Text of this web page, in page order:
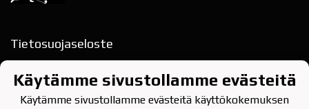
Tietosuojaseloste
Rajakatu 13, 2.krs
78200 VARKAUS
puh. 040-354 9622
Käytämme sivustollamme evästeitä
Käytämme sivustollamme evästeitä käyttökokemuksen